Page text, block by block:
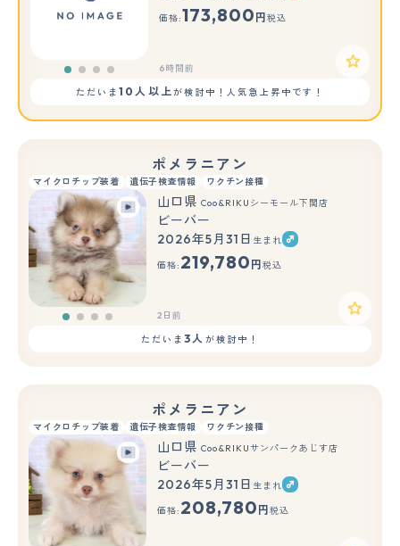
価格:173,800 円 税込
6時間前
ただいま10人以上が検討中！人気急上昇中です！
ポメラニアン
マイクロチップ装着 遺伝子検査情報 ワクチン接種
山口県 Coo&RIKUシーモール下関店
ビーバー
2026年5月31日 生まれ
価格: 219,780 円 税込
2日前
ただいま3人 が検討中！
ポメラニアン
マイクロチップ装着 遺伝子検査情報 ワクチン接種
山口県 Coo&RIKUサンパークあじす店
ビーバー
2026年5月31日 生まれ
価格: 208,780 円 税込